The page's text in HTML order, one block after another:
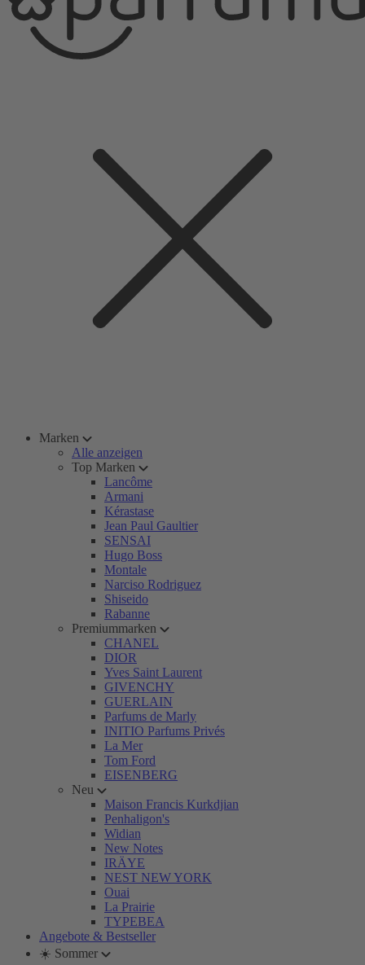
Marken
Alle anzeigen
Top Marken
Lancôme
Armani
Kérastase
Jean Paul Gaultier
SENSAI
Hugo Boss
Montale
Narciso Rodriguez
Shiseido
Rabanne
Premiummarken
CHANEL
DIOR
Yves Saint Laurent
GIVENCHY
GUERLAIN
Parfums de Marly
INITIO Parfums Privés
La Mer
Tom Ford
EISENBERG
Neu
Maison Francis Kurkdjian
Penhaligon's
Widian
New Notes
IRÄYE
NEST NEW YORK
Ouai
La Prairie
TYPEBEA
Angebote & Bestseller
☀️ Sommer